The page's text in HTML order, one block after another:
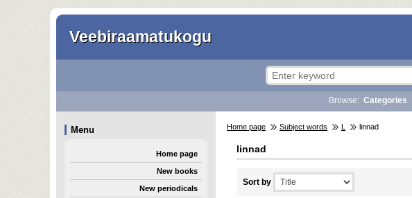
Veebiraamatukogu
Browse: Categories
Menu
Home page
New books
New periodicals
Home page Subject words L linnad
linnad
Sort by